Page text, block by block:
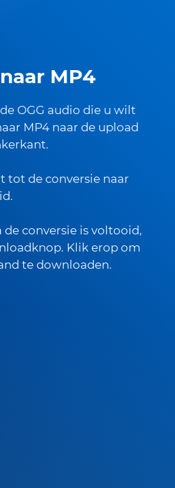
MP4
OGG audio die u wilt
MP4 naar de upload
tot de conversie naar
de conversie is voltooid,
Klik erop om
te downloaden.